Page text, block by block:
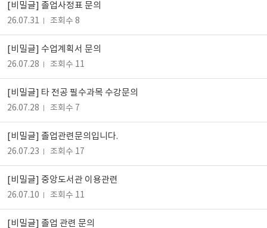
[비밀글] 졸업사정표 문의
26.07.31 조회수 8
[비밀글] 수업계획서 문의
26.07.28 조회수 11
[비밀글] 타 전공 필수과목 수강문의
26.07.28 조회수 7
[비밀글] 졸업관련문의입니다.
26.07.23 조회수 17
[비밀글] 중앙도서관 이용관련
26.07.10 조회수 11
[비밀글] 졸업 관련 문의